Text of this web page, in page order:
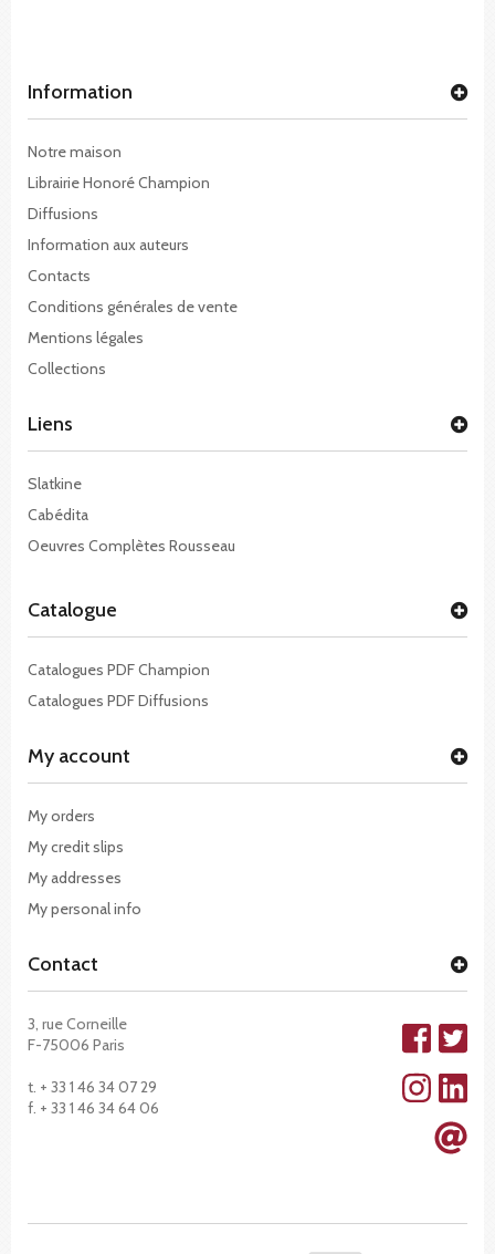
Information
Notre maison
Librairie Honoré Champion
Diffusions
Information aux auteurs
Contacts
Conditions générales de vente
Mentions légales
Collections
Liens
Slatkine
Cabédita
Oeuvres Complètes Rousseau
Catalogue
Catalogues PDF Champion
Catalogues PDF Diffusions
My account
My orders
My credit slips
My addresses
My personal info
Contact
3, rue Corneille
F-75006 Paris
t. + 33 1 46 34 07 29
f. + 33 1 46 34 64 06